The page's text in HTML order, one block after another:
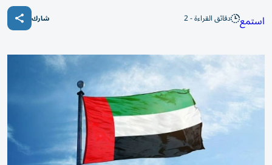
استمع دقائق القراءة - 2 شارك